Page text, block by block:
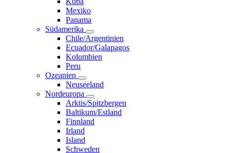
Mexiko
Panama
Südamerika
Chile/Argentinien
Ecuador/Galapagos
Kolumbien
Peru
Ozeanien
Neuseeland
Nordeuropa
Arktis/Spitzbergen
Baltikum/Estland
Finnland
Irland
Island
Schweden